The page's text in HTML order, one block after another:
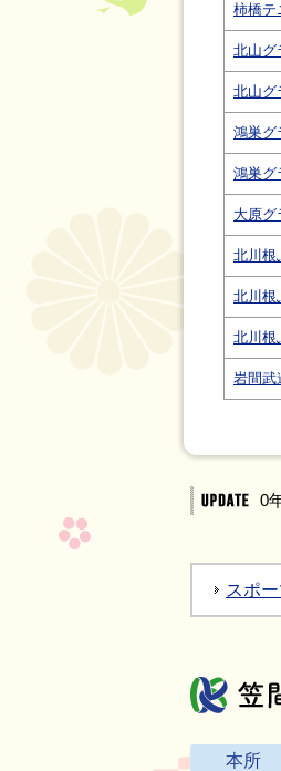
柿橋
北山
北山
鴻巣
鴻巣
大原グ
北川
北川
北川
岩間武
0
スポ
本所